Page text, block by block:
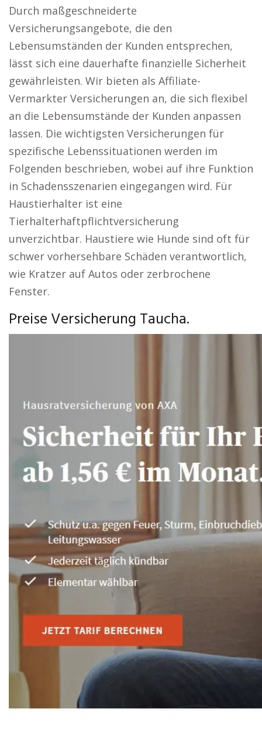
Durch maßgeschneiderte
Versicherungsangebote, die den
Lebensumständen der Kunden entsprechen,
lässt sich eine dauerhafte finanzielle Sicherheit
gewährleisten. Wir bieten als Affiliate-
Vermarkter Versicherungen an, die sich flexibel
an die Lebensumstände der Kunden anpassen
lassen. Die wichtigsten Versicherungen für
spezifische Lebenssituationen werden im
Folgenden beschrieben, wobei auf ihre Funktion
in Schadensszenarien eingegangen wird. Für
Haustierhalter ist eine
Tierhalterhaftpflichtversicherung
unverzichtbar. Haustiere wie Hunde sind oft für
schwer vorhersehbare Schäden verantwortlich,
wie Kratzer auf Autos oder zerbrochene
Fenster.
Preise Versicherung Taucha.